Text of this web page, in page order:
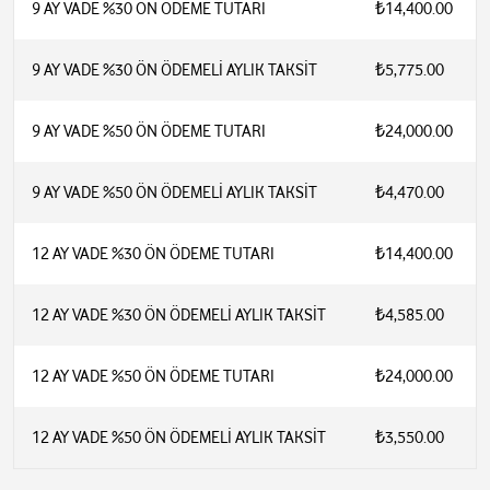
9 AY VADE %30 ÖN ÖDEME TUTARI ₺14,400.00
9 AY VADE %30 ÖN ÖDEMELİ AYLIK TAKSİT ₺5,775.00
9 AY VADE %50 ÖN ÖDEME TUTARI ₺24,000.00
9 AY VADE %50 ÖN ÖDEMELİ AYLIK TAKSİT ₺4,470.00
12 AY VADE %30 ÖN ÖDEME TUTARI ₺14,400.00
12 AY VADE %30 ÖN ÖDEMELİ AYLIK TAKSİT ₺4,585.00
12 AY VADE %50 ÖN ÖDEME TUTARI ₺24,000.00
12 AY VADE %50 ÖN ÖDEMELİ AYLIK TAKSİT ₺3,550.00
3‑ü‑1 arada kullanım: